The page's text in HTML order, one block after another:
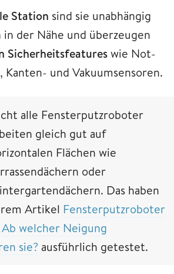
Station sind sie unabhängig
der Nähe und überzeugen
Sicherheitsfeatureswie Not-
Kanten- und Vakuumsensoren.
alle Fensterputzroboter
gleich gut auf
Flächen wie
oder
Das haben
Artikel Fensterputzroboter
welcher Neigung
sie? ausführlich getestet.